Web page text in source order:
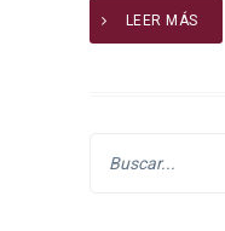
LEER MÁS